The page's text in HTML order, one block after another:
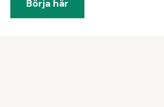
Börja här